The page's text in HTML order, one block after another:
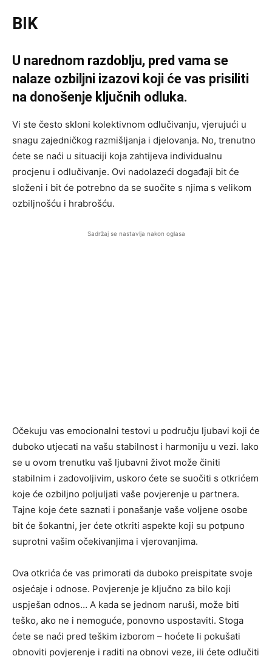
BIK
U narednom razdoblju, pred vama se
nalaze ozbiljni izazovi koji će vas prisiliti
na donošenje ključnih odluka.
Vi ste često skloni kolektivnom odlučivanju, vjerujući u
snagu zajedničkog razmišljanja i djelovanja. No, trenutno
ćete se naći u situaciji koja zahtijeva individualnu
procjenu i odlučivanje. Ovi nadolazeći događaji bit će
složeni i bit će potrebno da se suočite s njima s velikom
ozbiljnošću i hrabrošću.
Sadržaj se nastavlja nakon oglasa
Očekuju vas emocionalni testovi u području ljubavi koji će
duboko utjecati na vašu stabilnost i harmoniju u vezi. Iako
se u ovom trenutku vaš ljubavni život može činiti
stabilnim i zadovoljivim, uskoro ćete se suočiti s otkrićem
koje će ozbiljno poljuljati vaše povjerenje u partnera.
Tajne koje ćete saznati i ponašanje vaše voljene osobe
bit će šokantni, jer ćete otkriti aspekte koji su potpuno
suprotni vašim očekivanjima i vjerovanjima.
Ova otkrića će vas primorati da duboko preispitate svoje
osjećaje i odnose. Povjerenje je ključno za bilo koji
uspješan odnos… A kada se jednom naruši, može biti
teško, ako ne i nemoguće, ponovno uspostaviti. Stoga
ćete se naći pred teškim izborom – hoćete li pokušati
obnoviti povjerenje i raditi na obnovi veze, ili ćete odlučiti